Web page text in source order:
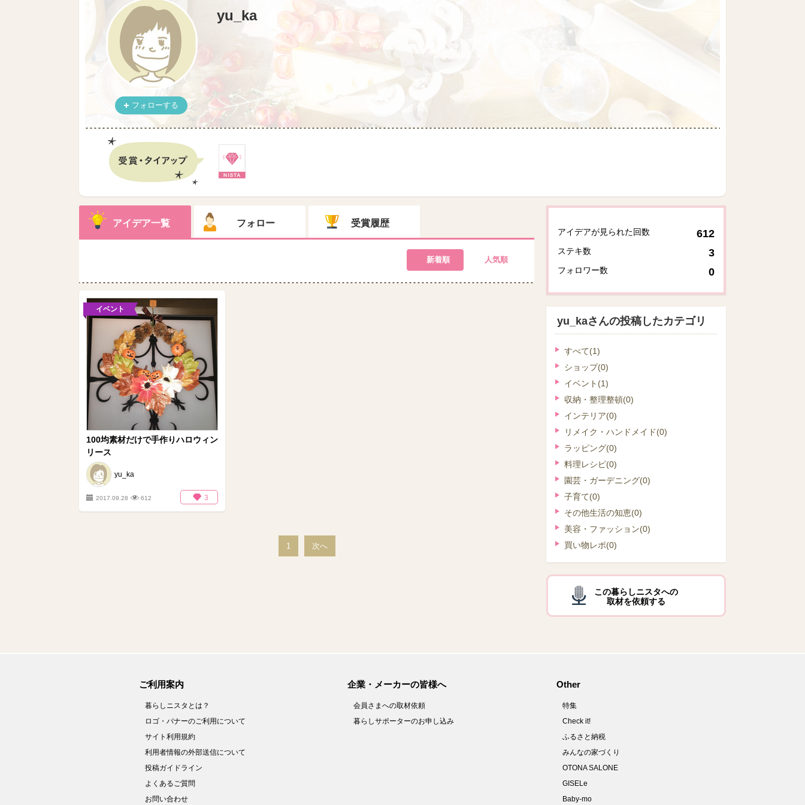
yu_ka
フォローする
アイデア一覧 フォロー 受賞履歴
新着順 人気順
イベント
100均素材だけで手作りハロウィン
リース
yu_ka
2017.09.28 612 3
1 次へ
アイデアが見られた回数 612
ステキ数 3
フォロワー数 0
yu_kaさんの投稿したカテゴリ
すべて(1)
ショップ(0)
イベント (1)
収納・整理整頓(0)
インテリア(0)
リメイク・ハンドメイド(0)
ラッピング(0)
料理レシピ(0)
園芸・ガーデニング(0)
子育て(0)
その他生活の知恵(0)
美容・ファッション(0)
買い物レポ(0)
この暮らしニスタへの
取材を依頼する
ご利用案内
暮らしニスタとは？
ロゴ・バナーのご利用について
サイト利用規約
利用者情報の外部送信について
投稿ガイドライン
よくあるご質問
お問い合わせ
企業・メーカーの皆様へ
会員さまへの取材依頼
暮らしサポーターのお申し込み
Other
特集
Check it!
ふるさと納税
みんなの家づくり
OTONA SALONE
GISELe
Baby-mo